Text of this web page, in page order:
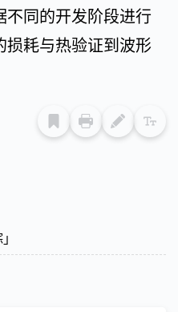
不同的开发阶段进行
损耗与热验证到波形